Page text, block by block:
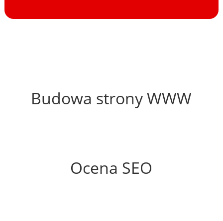
Budowa strony WWW
Ocena SEO